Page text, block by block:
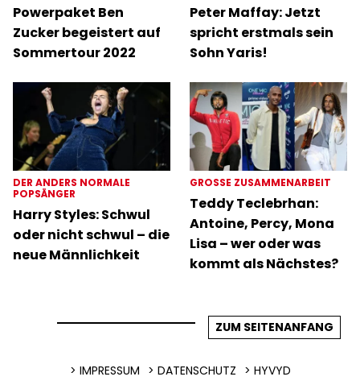
Powerpaket Ben
Zucker begeistert auf
Sommertour 2022
Peter Maffay: Jetzt
spricht erstmals sein
Sohn Yaris!
DER ANDERS NORMALE
POPSÄNGER
Harry Styles: Schwul
oder nicht schwul – die
neue Männlichkeit
GROSSE ZUSAMMENARBEIT
Teddy Teclebrhan:
Antoine, Percy, Mona
Lisa – wer oder was
kommt als Nächstes?
ZUM SEITENANFANG
IMPRESSUM DATENSCHUTZ HYVYD